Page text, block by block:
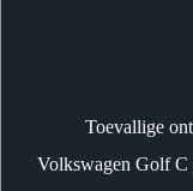
Toevallige
Volkswagen Golf C